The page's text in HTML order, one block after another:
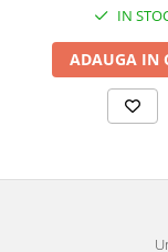
IN
ADAUGA IN